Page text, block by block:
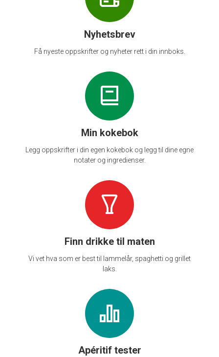
Nyhetsbrev
Få nyeste oppskrifter og nyheter rett i din innboks.
Min kokebok
Legg oppskrifter i din egen kokebok og legg til dine egne
notater og ingredienser.
Finn drikke til maten
Vi vet hva som er best til lammelår, spaghetti og grillet
laks.
Apéritif tester